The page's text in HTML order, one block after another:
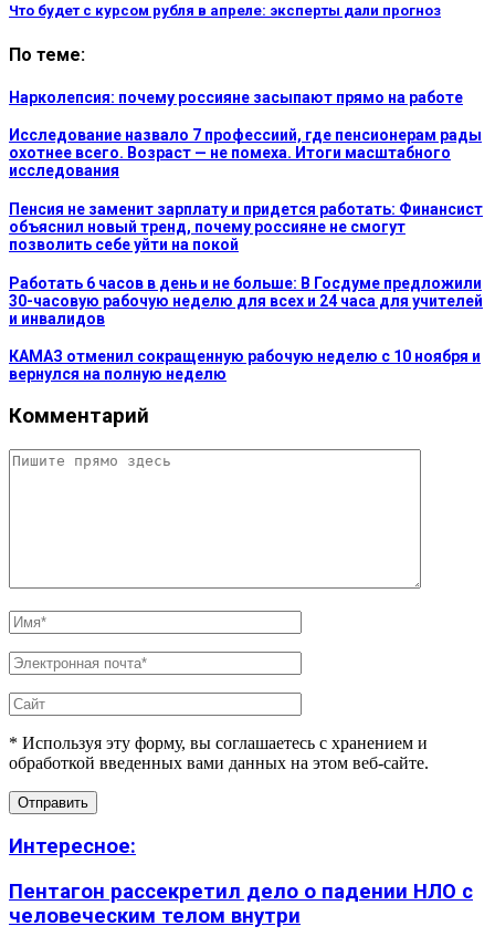
Что будет с курсом рубля в апреле: эксперты дали прогноз
По теме:
Нарколепсия: почему россияне засыпают прямо на работе
Исследование назвало 7 профессиий, где пенсионерам рады
охотнее всего. Возраст — не помеха. Итоги масштабного
исследования
Пенсия не заменит зарплату и придется работать: Финансист
объяснил новый тренд, почему россияне не смогут
позволить себе уйти на покой
Работать 6 часов в день и не больше: В Госдуме предложили
30-часовую рабочую неделю для всех и 24 часа для учителей
и инвалидов
КАМАЗ отменил сокращенную рабочую неделю с 10 ноября и
вернулся на полную неделю
Комментарий
* Используя эту форму, вы соглашаетесь с хранением и
обработкой введенных вами данных на этом веб-сайте.
Интересное:
Пентагон рассекретил дело о падении НЛО с
человеческим телом внутри